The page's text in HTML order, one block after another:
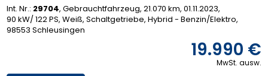
Int. Nr.: 29704 Gebrauchtfahrzeug 21.070 km 01.11.2023
90 kW/ 122 PS Weiß Schaltgetriebe Hybrid - Benzin/Elektro
98553 Schleusingen
19.990 €
MwSt. ausw.